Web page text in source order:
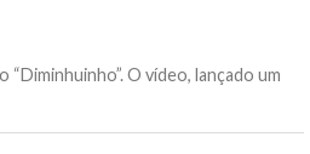
O vídeo, lançado um